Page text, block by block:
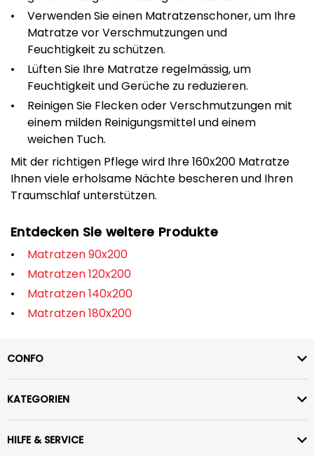
Verwenden Sie einen Matratzenschoner, um Ihre
Matratze vor Verschmutzungen und
Feuchtigkeit zu schützen.
Lüften Sie Ihre Matratze regelmässig, um
Feuchtigkeit und Gerüche zu reduzieren.
Reinigen Sie Flecken oder Verschmutzungen mit
einem milden Reinigungsmittel und einem
weichen Tuch.
Mit der richtigen Pflege wird Ihre 160x200 Matratze
Ihnen viele erholsame Nächte bescheren und Ihren
Traumschlaf unterstützen.
Entdecken Sie weitere Produkte
Matratzen 90x200
Matratzen 120x200
Matratzen 140x200
Matratzen 180x200
CONFO
KATEGORIEN
HILFE & SERVICE